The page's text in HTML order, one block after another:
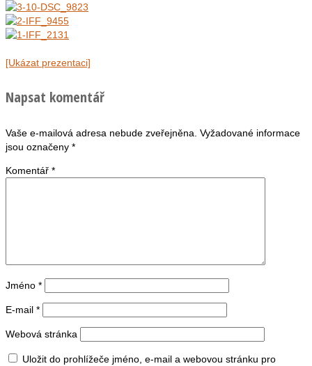
[Ukázat prezentaci]
Napsat komentář
Vaše e-mailová adresa nebude zveřejněna. Vyžadované informace
jsou označeny *
Komentář *
Jméno *
E-mail *
Webová stránka
Uložit do prohlížeče jméno, e-mail a webovou stránku pro